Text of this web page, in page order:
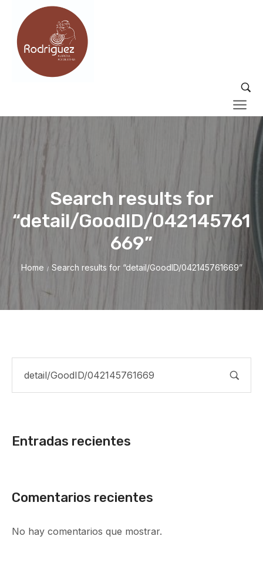
Search results for
“detail/GoodID/042145761
669”
Home / Search results for “detail/GoodID/042145761669”
Entradas recientes
Comentarios recientes
No hay comentarios que mostrar.